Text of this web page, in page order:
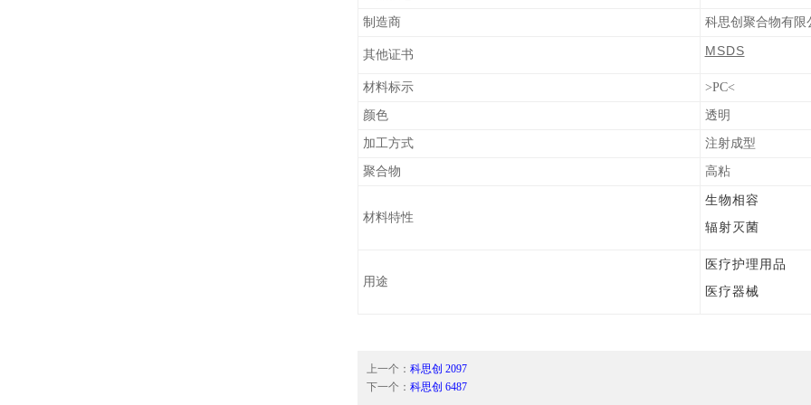
制造商 科思创聚合物有限
其他证书 MSDS
材料标示 >PC<
颜色 透明
加工方式 注射成型
聚合物 高粘
材料特性
生物相容
辐射灭菌
用途
医疗护理用品
医疗器械
上一个： 科思创 2097
下一个： 科思创 6487